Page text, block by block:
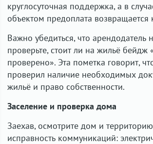
круглосуточная поддержка, а в
объектом предоплата возвращается
Важно убедиться, что арендодатель
проверьте, стоит ли на жильё бейдж
проверено». Эта пометка говорит,
проверил наличие необходимых
жильё и право собственности.
Заселение и проверка дома
Заехав, осмотрите дом и
исправность коммуникаций: